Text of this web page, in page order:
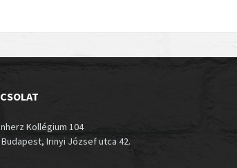
Kollégium 104
Budapest, Irinyi József utca 42.